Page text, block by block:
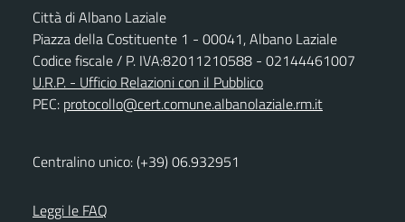
Città di Albano Laziale
Piazza della Costituente 1 - 00041, Albano Laziale
Codice fiscale / P. IVA:82011210588 - 02144461007
U.R.P. - Ufficio Relazioni con il Pubblico
PEC: protocollo@cert.comune.albanolaziale.rm.it
Centralino unico: (+39) 06.932951
Leggi le FAQ